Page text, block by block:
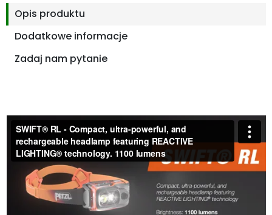
Opis produktu
Dodatkowe informacje
Zadaj nam pytanie